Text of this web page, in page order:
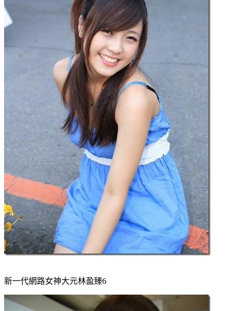
新一代網路女神大元林盈臻6